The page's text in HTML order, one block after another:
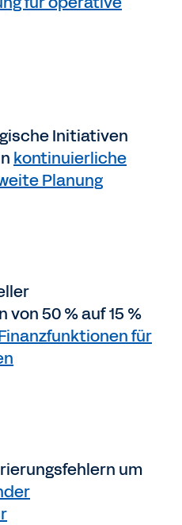
Initiativen
kontinuierliche
Planung
50 % auf 15 %
für
um